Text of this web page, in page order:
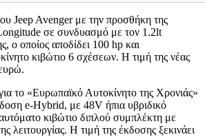
Jeep Avenger με την προσθήκη της
σε συνδυασμό με τον 1.2lt
ο οποίος αποδίδει 100 hp και
κιβώτιο 6 σχέσεων. Η τιμή της νέας
το «Ευρωπαϊκό Αυτοκίνητο της Χρονιάς»
e-Hybrid, με 48V ήπια υβριδικό
κιβώτιο διπλού συμπλέκτη με
λειτουργίας. Η τιμή της έκδοσης ξεκινάει